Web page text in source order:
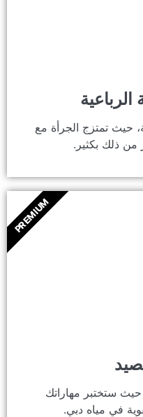
حيث تمتزج الجرأة مع
من ذلك بكثير.
ستختبر مهاراتك
في مياه دبي.
PREMIUM